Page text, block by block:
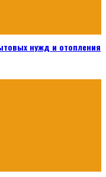
нужд и отопления